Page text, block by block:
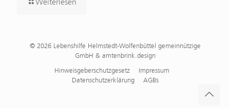
© 2026 Lebenshilfe Helmstedt-Wolfenbüttel gemeinnützige
GmbH & amtenbrink.design
Hinweisgeberschutzgesetz
Impressum
Datenschutzerklärung
AGBs